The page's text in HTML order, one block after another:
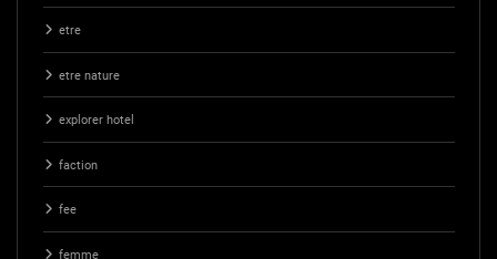
etre
etre nature
explorer hotel
faction
fee
femme